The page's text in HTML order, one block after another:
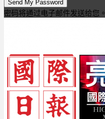
密码将通过电子邮件发送给您。